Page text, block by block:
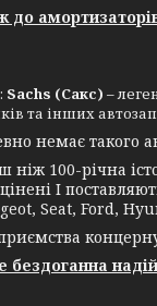
Sachs (Сакс) –
та інших
такого
100-річна
І
Seat, Ford,
бездоганна